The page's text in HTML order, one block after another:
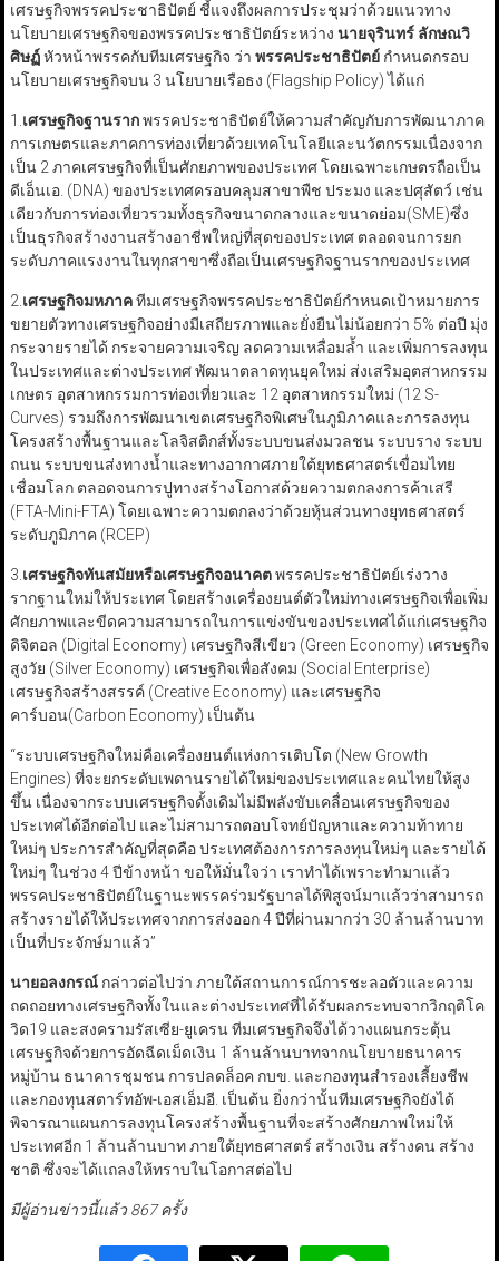
เศรษฐกิจพรรคประชาธิปัตย์ ชี้แจงถึงผลการประชุมว่าด้วยแนวทาง
นโยบายเศรษฐกิจของพรรคประชาธิปัตย์ระหว่าง นายจุรินทร์ ลักษณวิ
ศิษฏ์หัวหน้าพรรคกับทีมเศรษฐกิจ ว่า พรรคประชาธิปัตย์กำหนดกรอบ
นโยบายเศรษฐกิจบน 3 นโยบายเรือธง (Flagship Policy) ได้แก่
1.เศรษฐกิจฐานรากพรรคประชาธิปัตย์ให้ความสำคัญกับการพัฒนาภาค
การเกษตรและภาคการท่องเที่ยวด้วยเทคโนโลยีและนวัตกรรมเนื่องจาก
เป็น 2 ภาคเศรษฐกิจที่เป็นศักยภาพของประเทศ โดยเฉพาะเกษตรถือเป็น
ดีเอ็นเอ. (DNA) ของประเทศครอบคลุมสาขาพืช ประมง และปศุสัตว์ เช่น
เดียวกับการท่องเที่ยวรวมทั้งธุรกิจขนาดกลางและขนาดย่อม(SME)ซึ่ง
เป็นธุรกิจสร้างงานสร้างอาชีพใหญ่ที่สุดของประเทศ ตลอดจนการยก
ระดับภาคแรงงานในทุกสาขาซึ่งถือเป็นเศรษฐกิจฐานรากของประเทศ
2.เศรษฐกิจมหภาคทีมเศรษฐกิจพรรคประชาธิปัตย์กำหนดเป้าหมายการ
ขยายตัวทางเศรษฐกิจอย่างมีเสถียรภาพและยั่งยืนไม่น้อยกว่า 5% ต่อปี มุ่ง
กระจายรายได้ กระจายความเจริญ ลดความเหลื่อมล้ำ และเพิ่มการลงทุน
ในประเทศและต่างประเทศ พัฒนาตลาดทุนยุคใหม่ ส่งเสริมอุตสาหกรรม
เกษตร อุตสาหกรรมการท่องเที่ยวและ 12 อุตสาหกรรมใหม่ (12 S-
Curves) รวมถึงการพัฒนาเขตเศรษฐกิจพิเศษในภูมิภาคและการลงทุน
โครงสร้างพื้นฐานและโลจิสติกส์ทั้งระบบขนส่งมวลชน ระบบราง ระบบ
ถนน ระบบขนส่งทางน้ำและทางอากาศภายใต้ยุทธศาสตร์เขื่อมไทย
เชื่อมโลก ตลอดจนการปูทางสร้างโอกาสด้วยความตกลงการค้าเสรี
(FTA-Mini-FTA) โดยเฉพาะความตกลงว่าด้วยหุ้นส่วนทางยุทธศาสตร์
ระดับภูมิภาค (RCEP)
3.เศรษฐกิจทันสมัยหรือเศรษฐกิจอนาคตพรรคประชาธิปัตย์เร่งวาง
รากฐานใหม่ให้ประเทศ โดยสร้างเครื่องยนต์ตัวใหม่ทางเศรษฐกิจเพื่อเพิ่ม
ศักยภาพและขีดความสามารถในการแข่งขันของประเทศได้แก่เศรษฐกิจ
ดิจิตอล (Digital Economy) เศรษฐกิจสีเขียว (Green Economy) เศรษฐกิจ
สูงวัย (Silver Economy) เศรษฐกิจเพื่อสังคม (Social Enterprise)
เศรษฐกิจสร้างสรรค์ (Creative Economy) และเศรษฐกิจ
คาร์บอน(Carbon Economy) เป็นต้น
“ระบบเศรษฐกิจใหม่คือเครื่องยนต์แห่งการเติบโต (New Growth
Engines) ที่จะยกระดับเพดานรายได้ใหม่ของประเทศและคนไทยให้สูง
ขึ้น เนื่องจากระบบเศรษฐกิจดั้งเดิมไม่มีพลังขับเคลื่อนเศรษฐกิจของ
ประเทศได้อีกต่อไป และไม่สามารถตอบโจทย์ปัญหาและความท้าทาย
ใหม่ๆ ประการสำคัญที่สุดคือ ประเทศต้องการการลงทุนใหม่ๆ และรายได้
ใหม่ๆ ในช่วง 4 ปีข้างหน้า ขอให้มั่นใจว่า เราทำได้เพราะทำมาแล้ว
พรรคประชาธิปัตย์ในฐานะพรรคร่วมรัฐบาลได้พิสูจน์มาแล้วว่าสามารถ
สร้างรายได้ให้ประเทศจากการส่งออก 4 ปีที่ผ่านมากว่า 30 ล้านล้านบาท
เป็นที่ประจักษ์มาแล้ว”
นายอลงกรณ์กล่าวต่อไปว่า ภายใต้สถานการณ์การชะลอตัวและความ
ถดถอยทางเศรษฐกิจทั้งในและต่างประเทศที่ได้รับผลกระทบจากวิกฤติโค
วิด19 และสงครามรัสเซีย-ยูเครน ทีมเศรษฐกิจจึงได้วางแผนกระตุ้น
เศรษฐกิจด้วยการอัดฉีดเม็ดเงิน 1 ล้านล้านบาทจากนโยบายธนาคาร
หมู่บ้าน ธนาคารชุมชน การปลดล็อค กบข. และกองทุนสำรองเลี้ยงชีพ
และกองทุนสตาร์ทอัพ-เอสเอ็มอี. เป็นต้น ยิ่งกว่านั้นทีมเศรษฐกิจยังได้
พิจารณาแผนการลงทุนโครงสร้างพื้นฐานที่จะสร้างศักยภาพใหม่ให้
ประเทศอีก 1 ล้านล้านบาท ภายใต้ยุทธศาสตร์ สร้างเงิน สร้างคน สร้าง
ชาติ ซึ่งจะได้แถลงให้ทราบในโอกาสต่อไป
มีผู้อ่านข่าวนี้แล้ว 867 ครั้ง